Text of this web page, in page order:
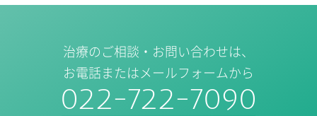
治療のご相談・お問い合わせは、
お電話またはメールフォームから
022-722-7090